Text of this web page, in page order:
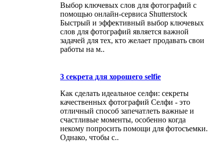
Выбор ключевых слов для фотографий с
помощью онлайн-сервиса Shutterstock
Быстрый и эффективный выбор ключевых
слов для фотографий является важной
задачей для тех, кто желает продавать свои
работы на м..
3 секрета для хорошего selfie
Как сделать идеальное селфи: секреты
качественных фотографий Селфи - это
отличный способ запечатлеть важные и
счастливые моменты, особенно когда
некому попросить помощи для фотосъемки.
Однако, чтобы с..